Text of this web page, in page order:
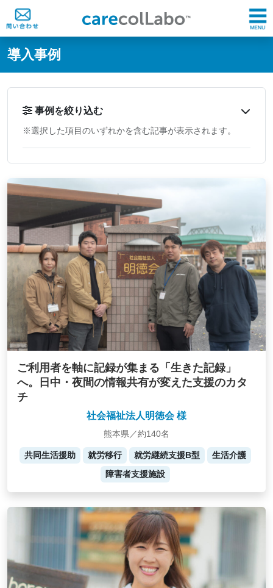
@ -0,0 +1,60 @@
導入事例
事例を絞り込む
※選択した項目のいずれかを含む記事が表示されます。
ご利用者を軸に記録が集まる「生きた記録」
へ。日中・夜間の情報共有が変えた支援のカタ
チ
社会福祉法人明徳会 様
熊本県／約140名
共同生活援助 就労移行 就労継続支援B型
生活介護
障害者支援施設